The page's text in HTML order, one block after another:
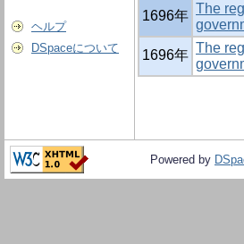
ヘルプ
DSpaceについて
1696年 The
1696年 The
Powered by